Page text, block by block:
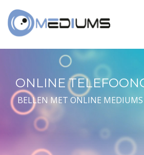
ONLINE
BELLEN MET ONLINE MEDIUMS